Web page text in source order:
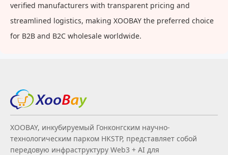
verified manufacturers with transparent pricing and
streamlined logistics, making XOOBAY the preferred choice
for B2B and B2C wholesale worldwide.
XOOBAY, инкубируемый Гонконгским научно-
технологическим парком HKSTP, представляет собой
передовую инфраструктуру Web3 + AI для